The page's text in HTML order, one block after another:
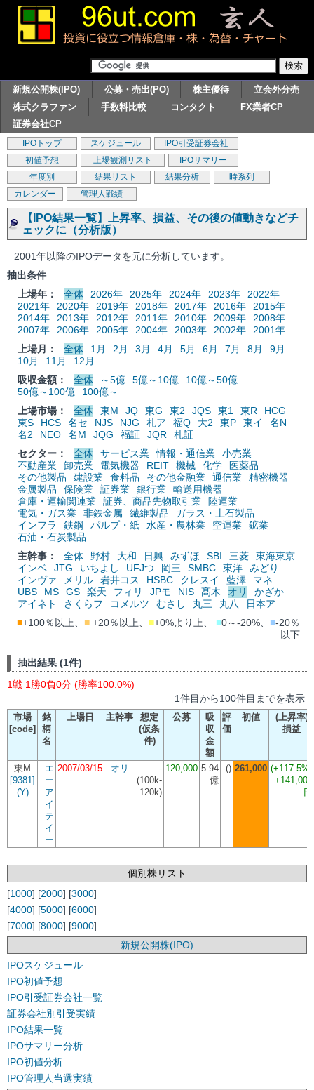
新規公開株(IPO) 公募・売出(PO) 株主優待
立会外分売
株式クラファン
手数料比較 コンタクト
FX業者CP
証券会社CP
IPOトップ スケジュール
IPO引受証券会社
初値予想
上場観測リスト
IPOサマリー
年度別
結果リスト 結果分析
時系列
カレンダー
管理人戦績
【IPO結果一覧】上昇率、損益、その後の値動きなどチ
ェックに（分析版）
2001年以降のIPOデータを元に分析しています。
抽出条件
上場年：
全体 2026年 2025年 2024年 2023年
2022年
2021年
2020年 2019年 2018年 2017年 2016年
2015年
2014年
2013年 2012年 2011年 2010年 2009年
2008年
2007年
2006年 2005年 2004年 2003年 2002年
2001年
上場月：
全体 1月 2月 3月 4月 5月 6月 7月 8月
9月
10月
11月
12月
吸収金額：
全体 ～5億 5億～10億
10億～50億
50億～100億
100億～
上場市場：
全体 東M JQ 東G 東2 JQS 東1 東R
HCG
東S
HCS 名セ NJS NJG 札ア 福Q 大2 東P 東イ
名N
名2
NEO 名M JQG 福証 JQR
札証
セクター：
全体 サービス業 情報・通信業
小売業
不動産業
卸売業 電気機器 REIT 機械 化学
医薬品
その他製品
建設業 食料品 その他金融業 通信業
精密機器
金属製品
保険業 証券業 銀行業
輸送用機器
倉庫・運輸関連業
証券、商品先物取引業
陸運業
電気・ガス業
非鉄金属 繊維製品
ガラス・土石製品
インフラ
鉄鋼 パルプ・紙 水産・農林業 空運業
鉱業
石油・石炭製品
主幹事：
全体 野村 大和 日興 みずほ SBI 三菱
東海東京
インベ
JTG いちよし UFJつ 岡三 SMBC 東洋
みどり
インヴァ
メリル 岩井コス HSBC クレスイ 藍澤
マネ
UBS
MS GS 楽天 フィリ JPモ NIS 髙木 オリ
かざか
アイネト
さくらフ コメルツ むさし 丸三 丸八
日本ア
■+100％以上、 ■ +20％以上、 ■+0%より上、 ■0～-20%、 ■-20％
以下
抽出結果 (1件)
1戦 1勝0負0分 (勝率100.0%)
1件目から100件目までを表示
市場
[code]
銘
柄
名
上場日 主幹事
想定
(仮条
件)
公募
吸
収
金
額
評
価
初値
(上昇率)
損益
東M
[9381]
(Y)
エ
ー
ア
イ
テ
イ
ー
2007/03/15 オリ
-
(100k-
120k)
120,000 5.94
億
-() 261,000 (+117.5%)
+141,000
円
個別株リスト
[1000] [2000] [3000]
[4000] [5000] [6000]
[7000] [8000] [9000]
新規公開株(IPO)
IPOスケジュール
IPO初値予想
IPO引受証券会社一覧
証券会社別引受実績
IPO結果一覧
IPOサマリー分析
IPO初値分析
IPO管理人当選実績